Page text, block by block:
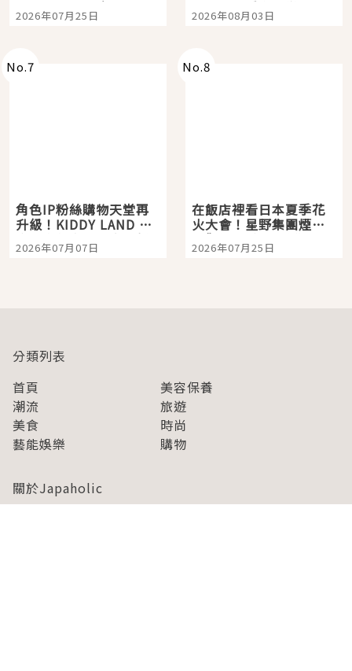
眼全收也不心疼
2026年07月25日 嗎？日本重金屬樂團
「打首」會長與nagano
2026年08月03日
No.7
角色IP粉絲購物天堂再
升級！KIDDY LAND 原
宿店吉伊卡哇迎客，新
開幕 OMOKADO 店3分
2026年07月07日
No.8
在飯店裡看日本夏季花
火大會！星野集團煙火
景觀飯店6選，讓你不用
人擠人悠閒欣賞
2026年07月25日
分類列表
首頁
美容保養
潮流
旅遊
美食
時尚
藝能娛樂
購物
關於Japaholic